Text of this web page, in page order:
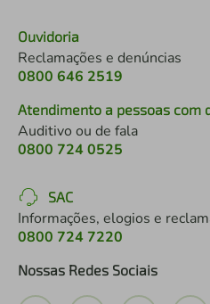
Ouvidoria
Reclamações e denúncias
0800 646 2519
Atendimento a pessoas com
Auditivo ou de fala
0800 724 0525
SAC
Informações, elogios e
0800 724 7220
Nossas Redes Sociais